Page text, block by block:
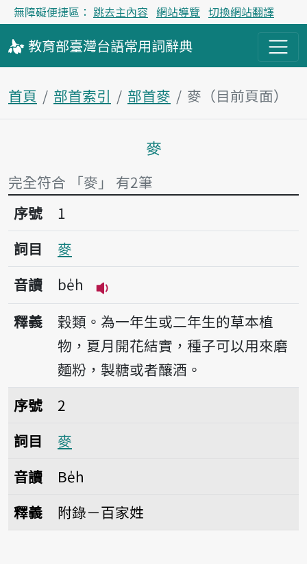
無障礙便捷區： 跳去主內容 網站導覽 切換網站翻譯
教育部臺灣台語常用詞辭典
首頁 部首索引 部首麥 麥（目前頁面）
主內容區塊
麥
完全符合 「麥」 有2筆
序號1麥
序號
1
詞目
麥
音讀
be̍h
播放音讀be̍h
釋義
穀類。為一年生或二年生的草本植
物，夏月開花結實，種子可以用來磨
麵粉，製糖或者釀酒。
序號2麥
序號
2
詞目
麥
音讀
Be̍h
釋義
附錄－百家姓